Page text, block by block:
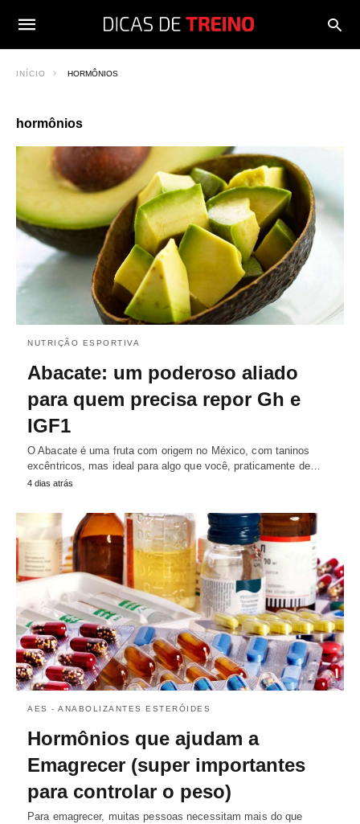
INÍCIO HORMÔNIOS
hormônios
NUTRIÇÃO ESPORTIVA
Abacate: um poderoso aliado
para quem precisa repor Gh e
IGF1
O Abacate é uma fruta com origem no México, com taninos
excêntricos, mas ideal para algo que você, praticamente de…
4 dias atrás
AES - ANABOLIZANTES ESTERÓIDES
Hormônios que ajudam a
Emagrecer (super importantes
para controlar o peso)
Para emagrecer, muitas pessoas necessitam mais do que